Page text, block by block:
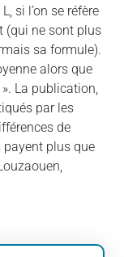
si l’on se réfère
(qui ne sont plus
sa formule).
alors que
La publication,
par les
de
payent plus que